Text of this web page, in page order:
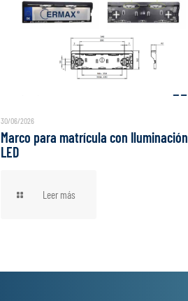
30/06/2026
Marco para matrícula con Iluminación
LED
Leer más